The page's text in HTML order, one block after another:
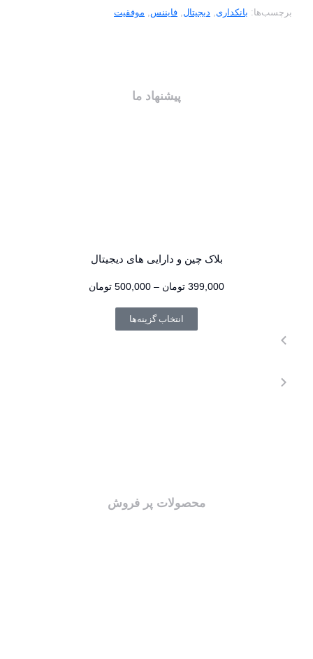
برچسب‌ها: بانکداری, دیجیتال, فایننس, موفقیت
پیشنهاد ما
بلاک چین و دارایی های دیجیتال
399,000 تومان –
500,000 تومان
انتخاب گزینه‌ها
محصولات پر فروش